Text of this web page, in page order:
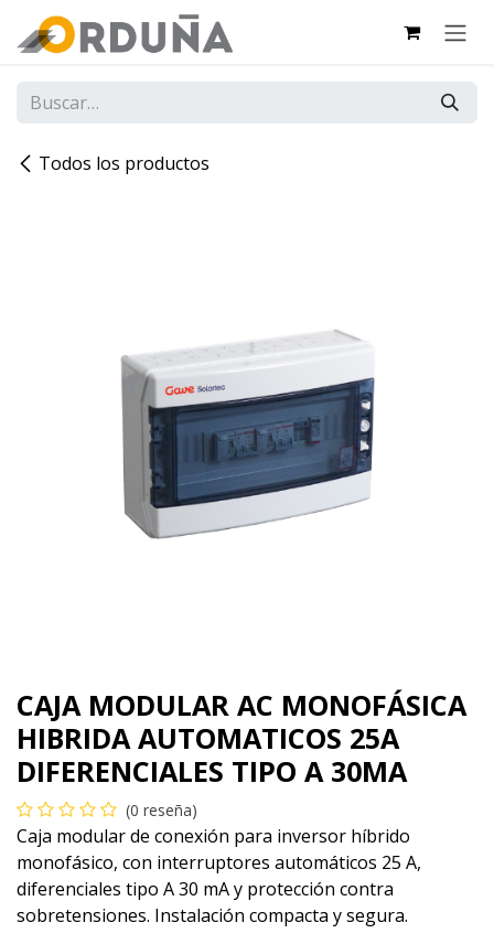
Todos los productos
CAJA MODULAR AC MONOFÁSICA
HIBRIDA AUTOMATICOS 25A
DIFERENCIALES TIPO A 30MA
(0 reseña)
Caja modular de conexión para inversor híbrido
monofásico, con interruptores automáticos 25 A,
diferenciales tipo A 30 mA y protección contra
sobretensiones. Instalación compacta y segura.